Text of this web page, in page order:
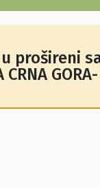
prošireni
GORA-